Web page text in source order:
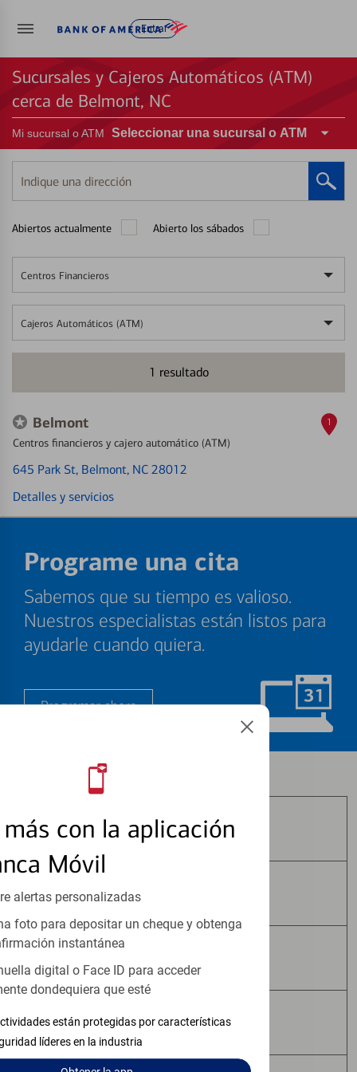
Entrar
con la aplicación
Móvil
alertas personalizadas
foto para depositar un cheque y obtenga
instantánea
digital o Face ID para acceder
dondequiera que esté
están protegidas por características
líderes en la industria
Sucursales y Cajeros Automáticos (ATM)
cerca de Belmont, NC
Mi sucursal o ATM Seleccionar una sucursal o ATM
Indique
una
Abiertos actualmente Abierto los sábados
Centros Financieros
Cajeros Automáticos (ATM)
1 resultado
Belmont
Centros financieros y cajero automático (ATM)
645 Park St, Belmont, NC 28012
Detalles y servicios
1
Programe una cita
Sabemos que su tiempo es valioso.
Nuestros especialistas están listos para
ayudarle cuando quiera.
Programar ahora
Los productos de inversión y seguros:
No Están Asegurados por FDIC
No Tienen Garantía Bancaria
No Constituyen Depósitos